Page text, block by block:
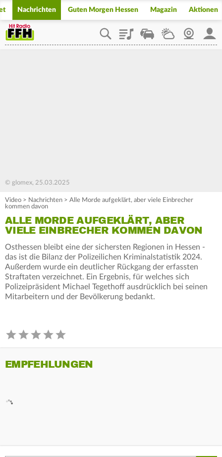
Nachrichten Guten Morgen Hessen Magazin Aktionen
PlaylistStaupilotWetterWebcam
© glomex, 25.03.2025
Video > Nachrichten > Alle Morde aufgeklärt, aber viele Einbrecher
kommen davon
ALLE MORDE AUFGEKLÄRT, ABER
VIELE EINBRECHER KOMMEN DAVON
Osthessen bleibt eine der sichersten Regionen in Hessen -
das ist die Bilanz der Polizeilichen Kriminalstatistik 2024.
Außerdem wurde ein deutlicher Rückgang der erfassten
Straftaten verzeichnet. Ein Ergebnis, für welches sich
Polizeipräsident Michael Tegethoff ausdrücklich bei seinen
Mitarbeitern und der Bevölkerung bedankt.
EMPFEHLUNGEN